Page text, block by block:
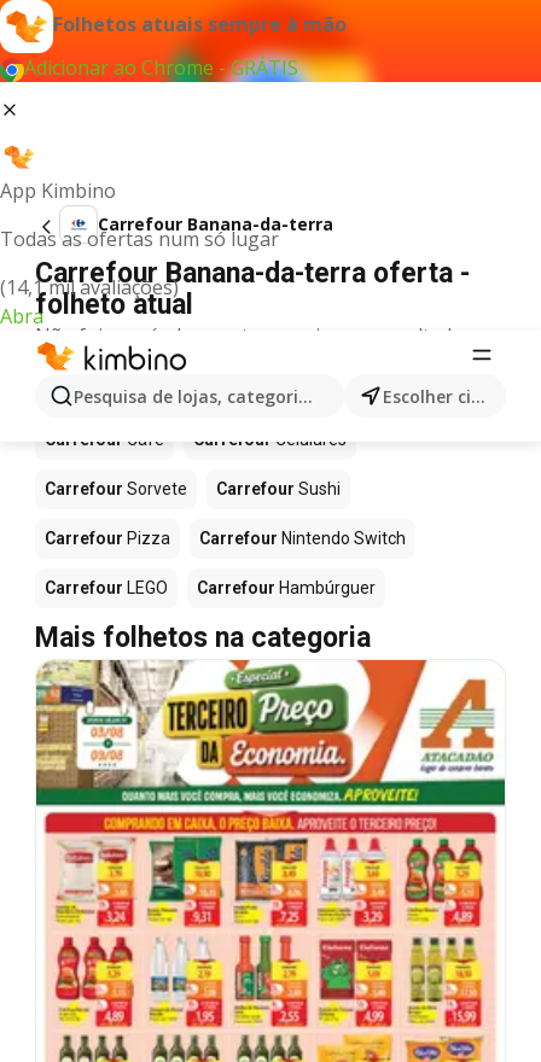
Folhetos atuais sempre à mão
Adicionar ao Chrome - GRÁTIS
App Kimbino
Todas as ofertas num só lugar
(14,1 mil avaliações)
Abra
Pesquisa de lojas, categorias,produtos... Escolher cidade
Carrefour Banana-da-terra
Carrefour Banana-da-terra oferta -
folheto atual
Não foi possível encontrar quaisquer resultados
para este termo.
Mais produtos em Carrefour
Carrefour Café Carrefour Celulares
Carrefour Sorvete Carrefour Sushi
Carrefour Pizza Carrefour Nintendo Switch
Carrefour LEGO Carrefour Hambúrguer
Mais folhetos na categoria